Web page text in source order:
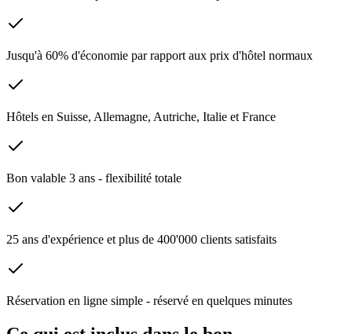
Jusqu'à 60% d'économie par rapport aux prix d'hôtel normaux
Hôtels en Suisse, Allemagne, Autriche, Italie et France
Bon valable 3 ans - flexibilité totale
25 ans d'expérience et plus de 400'000 clients satisfaits
Réservation en ligne simple - réservé en quelques minutes